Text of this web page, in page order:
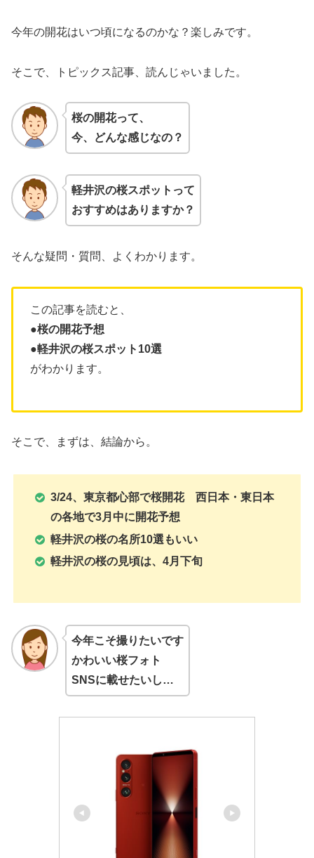
今年の開花はいつ頃になるのかな？楽しみです。
そこで、トピックス記事、読んじゃいました。
桜の開花って、
今、どんな感じなの？
軽井沢の桜スポットって
おすすめはありますか？
そんな疑問・質問、よくわかります。
この記事を読むと、
●桜の開花予想
●軽井沢の桜スポット10選
がわかります。
そこで、まずは、結論から。
3/24、東京都心部で桜開花 西日本・東日本
の各地で3月中に開花予想
軽井沢の桜の名所10選もいい
軽井沢の桜の見頃は、4月下旬
今年こそ撮りたいです
かわいい桜フォト
SNSに載せたいし…